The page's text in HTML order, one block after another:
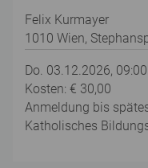
Felix Kurmayer
1010 Wien,
Do. 03.12.2026,
Kosten: € 30,00
Anmeldung bis
Katholisches